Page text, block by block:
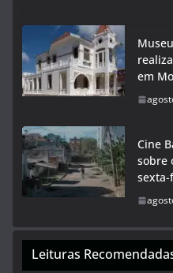
em
Cine
sobre
sexta-
Leituras